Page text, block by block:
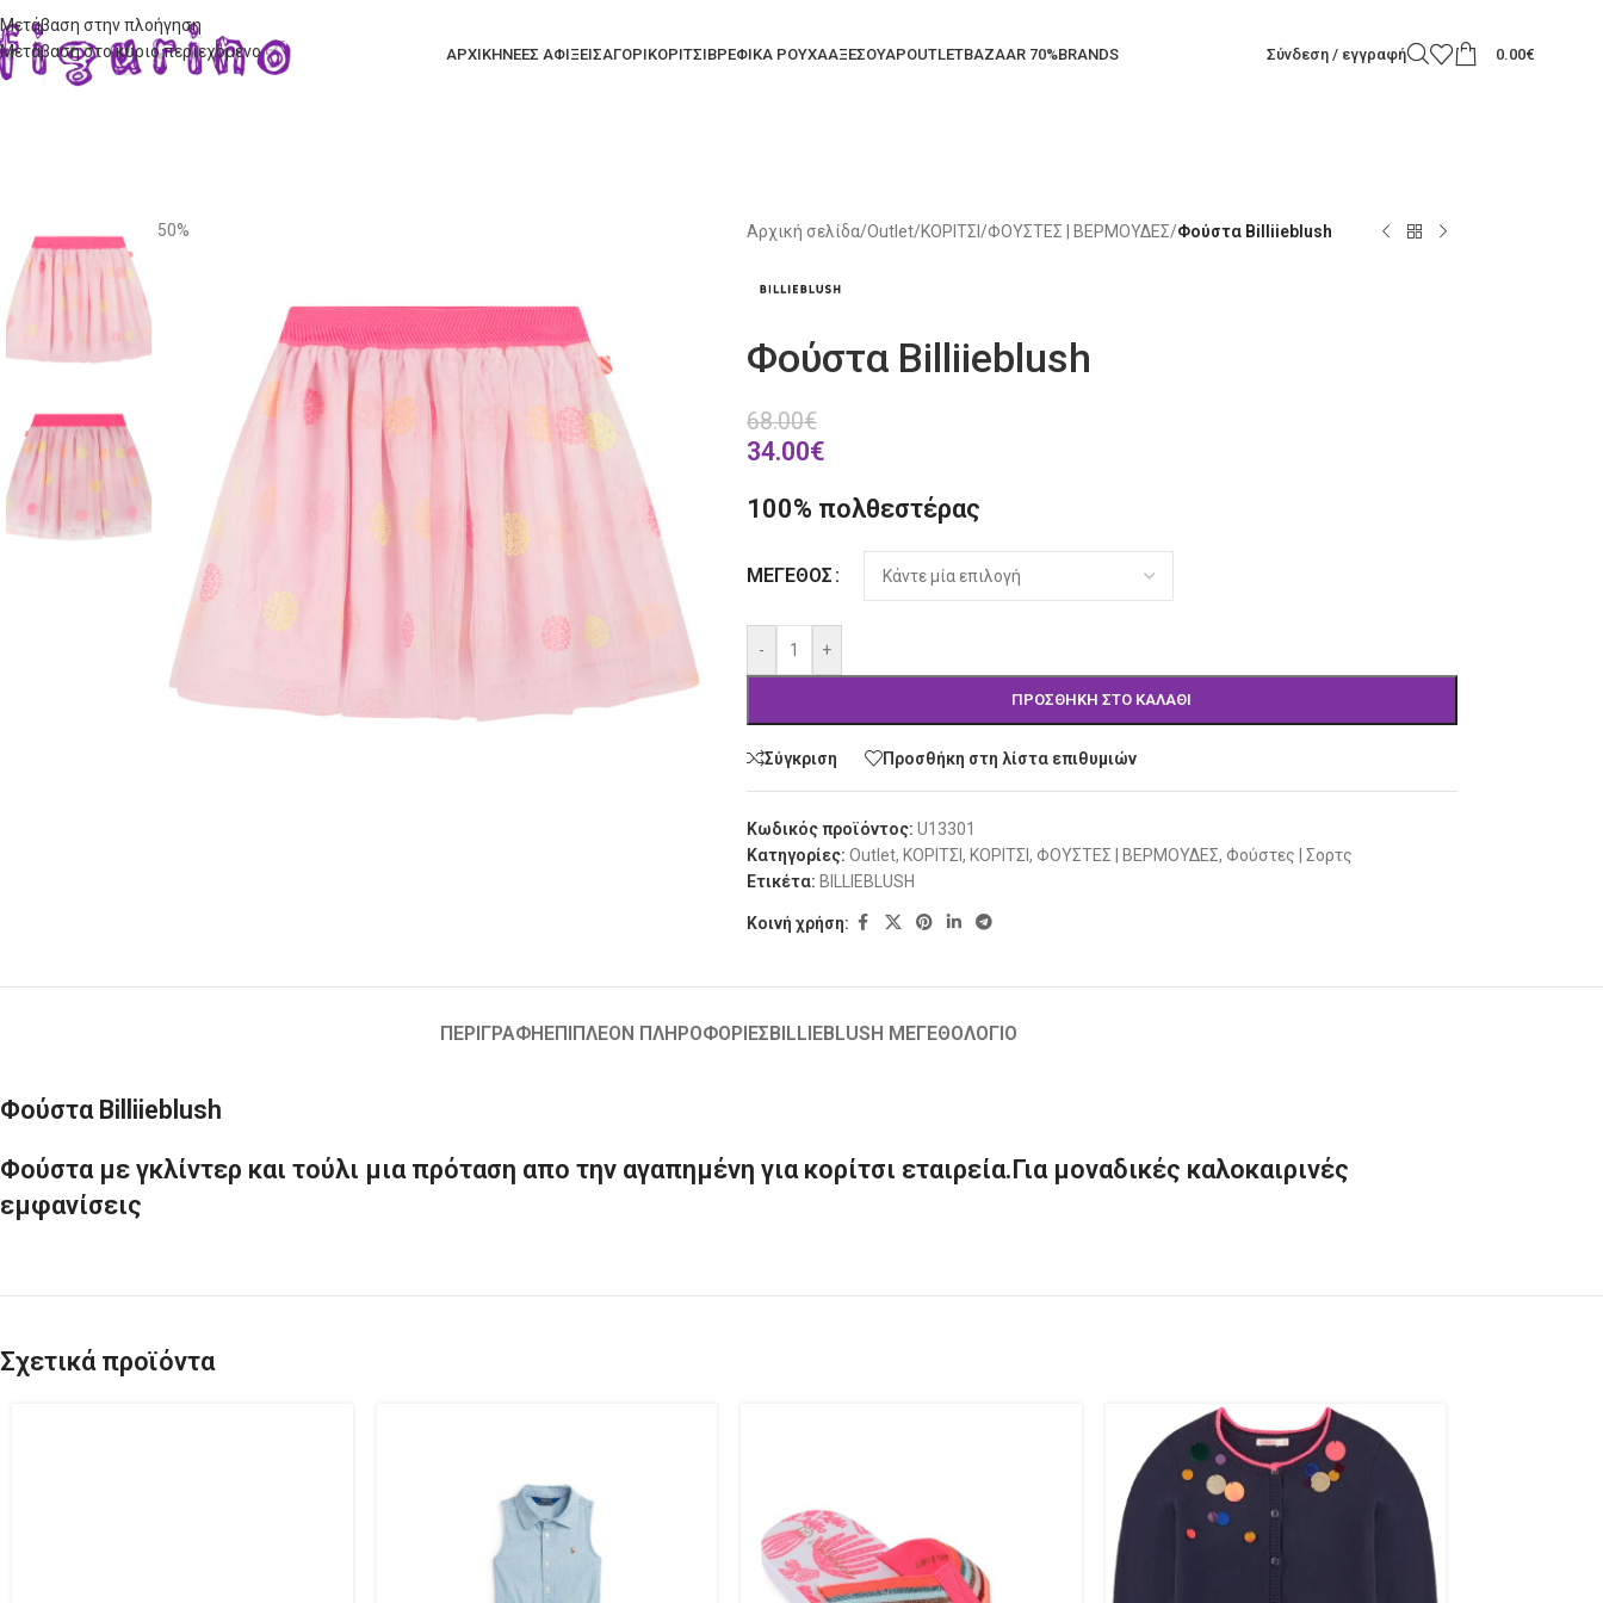
Μετάβαση στην πλοήγηση
Μετάβαση στο κύριο περιεχόμενο
ΑΡΧΙΚΗΝΕΕΣ ΑΦΙΞΕΙΣΑΓΟΡΙΚΟΡΙΤΣΙΒΡΕΦΙΚΑ ΡΟΥΧΑΑΞΕΣΟΥΑΡOUTLETBAZAAR 70%BRANDS Σύνδεση / εγγραφή 0.00€
50% Αρχική σελίδα/Outlet/ΚΟΡΙΤΣΙ /ΦΟΥΣΤΕΣ | ΒΕΡΜΟΥΔΕΣ/Φούστα Billiieblush
Φούστα Billiieblush
68.00€
34.00€
100% πολθεστέρας
ΜΈΓΕΘΟΣ
- +
ΠΡΟΣΘΉΚΗ ΣΤΟ ΚΑΛΆΘΙ
Alternative:
Σύγκριση Προσθήκη στη λίστα επιθυμιών
Κωδικός προϊόντος: U13301
Κατηγορίες: Outlet, ΚΟΡΙΤΣΙ , ΚΟΡΙΤΣΙ , ΦΟΥΣΤΕΣ | ΒΕΡΜΟΥΔΕΣ, Φούστες | Σορτς
Ετικέτα: BILLIEBLUSH
Κοινή χρήση:
ΠΕΡΙΓΡΑΦΉ ΕΠΙΠΛΈΟΝ ΠΛΗΡΟΦΟΡΊΕΣ BILLIEBLUSH ΜΕΓΕΘΟΛΟΓΙΟ
Φούστα Billiieblush
Φούστα με γκλίντερ και τούλι μια πρόταση απο την αγαπημένη για κορίτσι εταιρεία.Για μοναδικές καλοκαιρινές
εμφανίσεις
Σχετικά προϊόντα